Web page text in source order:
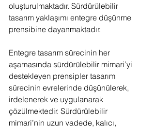
oluşturulmaktadır. Sürdürülebilir
tasarım yaklaşımı entegre düşünme
prensibine dayanmaktadır.
Entegre tasarım sürecinin her
aşamasında sürdürülebilir mimari’yi
destekleyen prensipler tasarım
sürecinin evrelerinde düşünülerek,
irdelenerek ve uygulanarak
çözülmektedir. Sürdürülebilir
mimari’nin uzun vadede, kalıcı,